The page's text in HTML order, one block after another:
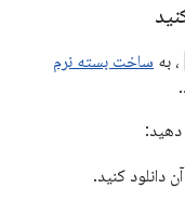
، به ساخت بسته نرم
دهید: